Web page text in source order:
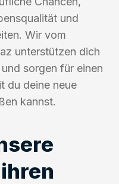
und
Wir vom
unterstützen dich
sorgen für einen
du deine neue
kannst.